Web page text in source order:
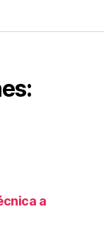
a